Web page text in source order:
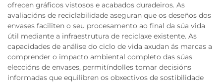
ofrecen gráficos vistosos e acabados duradeiros. As
avaliacións de reciclabilidade aseguran que os deseños dos
envases faciliten o seu procesamento ao final da súa vida
útil mediante a infraestrutura de reciclaxe existente. As
capacidades de análise do ciclo de vida axudan ás marcas a
comprender o impacto ambiental completo das súas
eleccións de envases, permitíndolles tomar decisións
informadas que equilibren os obxectivos de sostibilidade